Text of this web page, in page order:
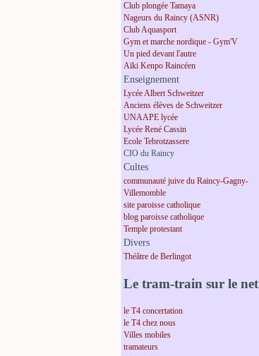
Club plongée Tamaya
Nageurs du Raincy (ASNR)
Club Aquasport
Gym et marche nordique - Gym'V
Un pied devant l'autre
Aïki Kenpo Raincéen
Enseignement
Lycée Albert Schweitzer
Anciens élèves de Schweitzer
UNAAPE lycée
Lycée René Cassin
Ecole Tebrotzassere
CIO du Raincy
Cultes
communauté juive du Raincy-Gagny-
Villemomble
site paroisse catholique
blog paroisse catholique
Temple protestant
Divers
Théâtre de Berlingot
Le tram-train sur le net
le T4 concertation
le T4 chez nous
Villes mobiles
tramateurs